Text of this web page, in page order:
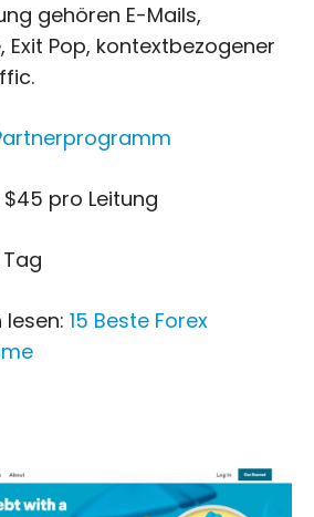
gehören E-Mails,
Exit Pop, kontextbezogener
$45 pro Leitung
Tag
lesen: 15 Beste Forex